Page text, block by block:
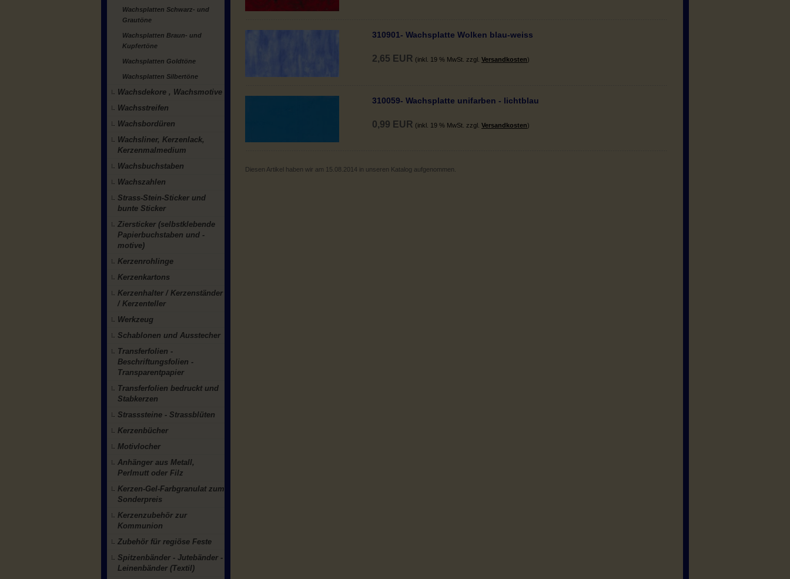
Wachsplatten Schwarz- und
Grautöne
Wachsplatten Braun- und
Kupfertöne
Wachsplatten Goldtöne
Wachsplatten Silbertöne
Wachsdekore , Wachsmotive
Wachsstreifen
Wachsbordüren
Wachsliner, Kerzenlack,
Kerzenmalmedium
Wachsbuchstaben
Wachszahlen
Strass-Stein-Sticker und
bunte Sticker
Ziersticker (selbstklebende
Papierbuchstaben und -
motive)
Kerzenrohlinge
Kerzenkartons
Kerzenhalter / Kerzenständer
/ Kerzenteller
Werkzeug
Schablonen und Ausstecher
Transferfolien -
Beschriftungsfolien -
Transparentpapier
Transferfolien bedruckt und
Stabkerzen
Strasssteine - Strassblüten
Kerzenbücher
Motivlocher
Anhänger aus Metall,
Perlmutt oder Filz
Kerzen-Gel-Farbgranulat zum
Sonderpreis
Kerzenzubehör zur
Kommunion
Zubehör für regiöse Feste
Spitzenbänder - Jutebänder -
Leinenbänder (Textil)
310901- Wachsplatte Wolken blau-weiss
2,65 EUR (inkl. 19 % MwSt. zzgl. Versandkosten)
310059- Wachsplatte unifarben - lichtblau
0,99 EUR (inkl. 19 % MwSt. zzgl. Versandkosten)
Diesen Artikel haben wir am 15.08.2014 in unseren Katalog aufgenommen.